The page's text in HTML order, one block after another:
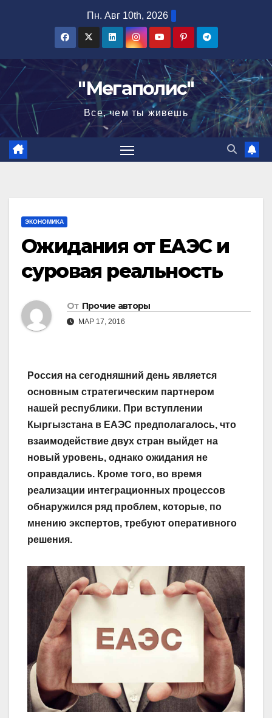
Пн. Авг 10th, 2026
"Мегаполис"
Все, чем ты живешь
ЭКОНОМИКА
Ожидания от ЕАЭС и
суровая реальность
От Прочие авторы
МАР 17, 2016
Россия на сегодняшний день является
основным стратегическим партнером
нашей республики. При вступлении
Кыргызстана в ЕАЭС предполагалось, что
взаимодействие двух стран выйдет на
новый уровень, однако ожидания не
оправдались. Кроме того, во время
реализации интеграционных процессов
обнаружился ряд проблем, которые, по
мнению экспертов, требуют оперативного
решения.